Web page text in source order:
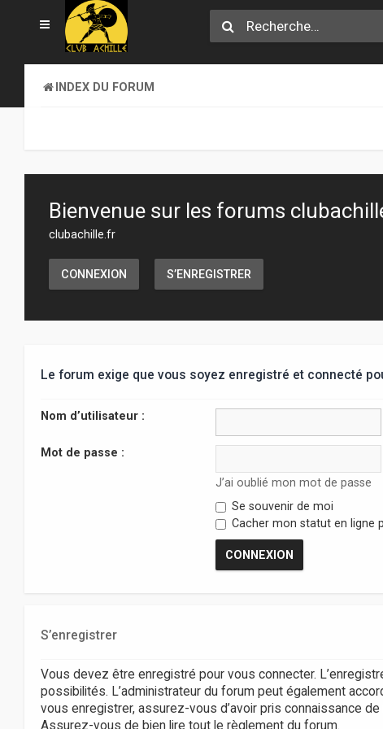
INDEX DU FORUM
Bienvenue sur les forums
clubachille.fr
CONNEXION S’ENREGISTRER
Le forum exige que vous soyez enregistré et connecté
Nom d’utilisateur :
Mot de passe :
J’ai oublié mon mot de passe
Se souvenir de moi
Cacher mon statut en ligne
S’enregistrer
Vous devez être enregistré pour vous connecter.
possibilités. L’administrateur du forum peut également
vous enregistrer, assurez-vous d’avoir pris connaissance
Assurez-vous de bien lire tout le règlement du forum.